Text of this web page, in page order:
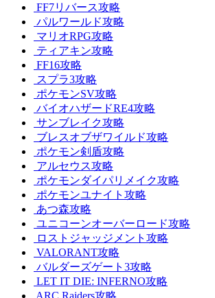
FF7リバース攻略
パルワールド攻略
マリオRPG攻略
ティアキン攻略
FF16攻略
スプラ3攻略
ポケモンSV攻略
バイオハザードRE4攻略
サンブレイク攻略
ブレスオブザワイルド攻略
ポケモン剣盾攻略
アルセウス攻略
ポケモンダイパリメイク攻略
ポケモンユナイト攻略
あつ森攻略
ユニコーンオーバーロード攻略
ロストジャッジメント攻略
VALORANT攻略
バルダーズゲート3攻略
LET IT DIE: INFERNO攻略